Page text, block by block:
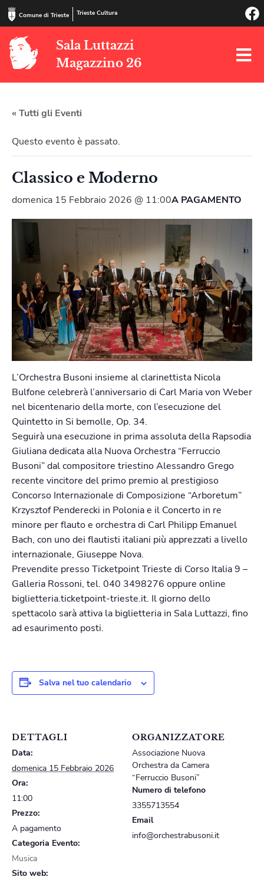
Comune di Trieste Trieste Cultura
Sala Luttazzi
Magazzino 26
« Tutti gli Eventi
Questo evento è passato.
Classico e Moderno
domenica 15 Febbraio 2026 @ 11:00A PAGAMENTO
L’Orchestra Busoni insieme al clarinettista Nicola
Bulfone celebrerà l’anniversario di Carl Maria von Weber
nel bicentenario della morte, con l’esecuzione del
Quintetto in Si bemolle, Op. 34.
Seguirà una esecuzione in prima assoluta della Rapsodia
Giuliana dedicata alla Nuova Orchestra “Ferruccio
Busoni” dal compositore triestino Alessandro Grego
recente vincitore del primo premio al prestigioso
Concorso Internazionale di Composizione “Arboretum”
Krzysztof Penderecki in Polonia e il Concerto in re
minore per flauto e orchestra di Carl Philipp Emanuel
Bach, con uno dei flautisti italiani più apprezzati a livello
internazionale, Giuseppe Nova.
Prevendite presso Ticketpoint Trieste di Corso Italia 9 –
Galleria Rossoni, tel. 040 3498276 oppure online
biglietteria.ticketpoint-trieste.it. Il giorno dello
spettacolo sarà attiva la biglietteria in Sala Luttazzi, fino
ad esaurimento posti.
Salva nel tuo calendario
DETTAGLI
Data:
domenica 15 Febbraio 2026
Ora:
11:00
Prezzo:
A pagamento
Categoria Evento:
Musica
Sito web:
ORGANIZZATORE
Associazione Nuova
Orchestra da Camera
“Ferruccio Busoni”
Numero di telefono
3355713554
Email
info@orchestrabusoni.it